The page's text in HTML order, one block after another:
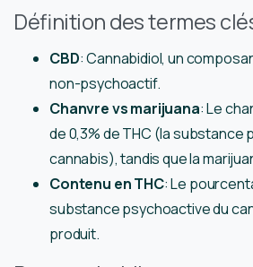
Définition des termes
CBD: Cannabidiol, un
non-psychoactif.
Chanvre vs marijuana: Le
de 0,3% de THC (la substance
cannabis), tandis que la
Contenu en THC: Le
substance psychoactive du
produit.